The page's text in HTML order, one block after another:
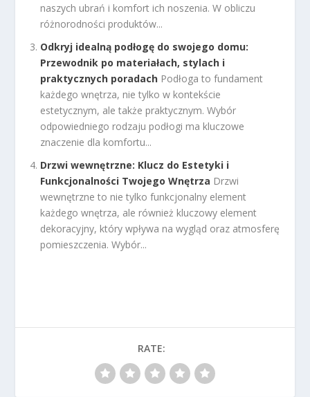
naszych ubrań i komfort ich noszenia. W obliczu
różnorodności produktów...
Odkryj idealną podłogę do swojego domu:
Przewodnik po materiałach, stylach i
praktycznych poradach Podłoga to fundament
każdego wnętrza, nie tylko w kontekście
estetycznym, ale także praktycznym. Wybór
odpowiedniego rodzaju podłogi ma kluczowe
znaczenie dla komfortu...
Drzwi wewnętrzne: Klucz do Estetyki i
Funkcjonalności Twojego Wnętrza Drzwi
wewnętrzne to nie tylko funkcjonalny element
każdego wnętrza, ale również kluczowy element
dekoracyjny, który wpływa na wygląd oraz atmosferę
pomieszczenia. Wybór...
RATE: